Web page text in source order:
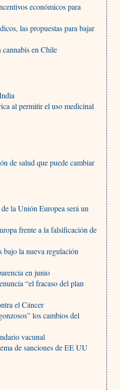
económicos para
las propuestas para bajar
en Chile
al permitir el uso medicinal
de salud que puede cambiar
la Unión Europea será un
frente a la falsificación de
bajo la nueva regulación
en junio
“el fracaso del plan
el Cáncer
los cambios del
vacunal
de sanciones de EE UU